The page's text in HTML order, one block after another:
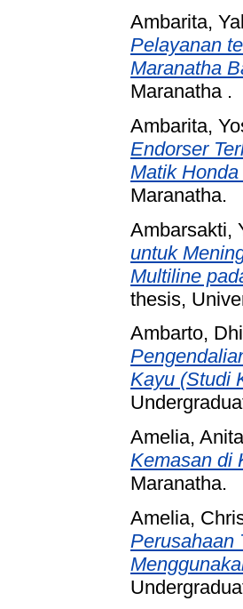
Ambarita,
Pelayanan
Maranatha
Maranatha .
Ambarita,
Endorser
Matik Honda
Maranatha.
Ambarsakti,
untuk
Multiline
thesis,
Ambarto,
Kayu (Studi
Amelia,
Kemasan di
Maranatha.
Amelia,
Perusahaan